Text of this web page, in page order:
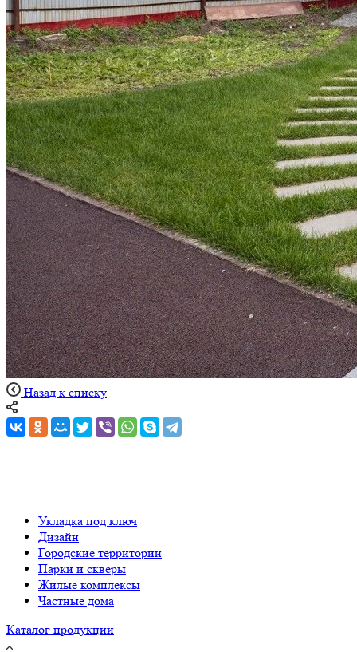
Назад к списку
Укладка под ключ
Дизайн
Городские территории
Парки и скверы
Жилые комплексы
Частные дома
Каталог продукции